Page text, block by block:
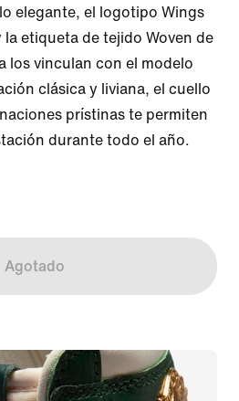
elegante, el logotipo Wings
etiqueta de tejido Woven de
los vinculan con el modelo
clásica y liviana, el cuello
prístinas te permiten
durante todo el año.
Agotado